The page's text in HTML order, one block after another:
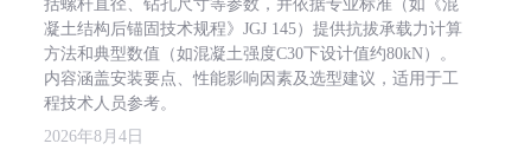
括螺杆直径、钻孔尺寸等参数，并依据专业标准（如《混
凝土结构后锚固技术规程》JGJ 145）提供抗拔承载力计算
方法和典型数值（如混凝土强度C30下设计值约80kN）。
内容涵盖安装要点、性能影响因素及选型建议，适用于工
程技术人员参考。
2026年8月4日